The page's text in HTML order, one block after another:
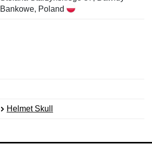
Bankowe, Poland
Helmet Skull